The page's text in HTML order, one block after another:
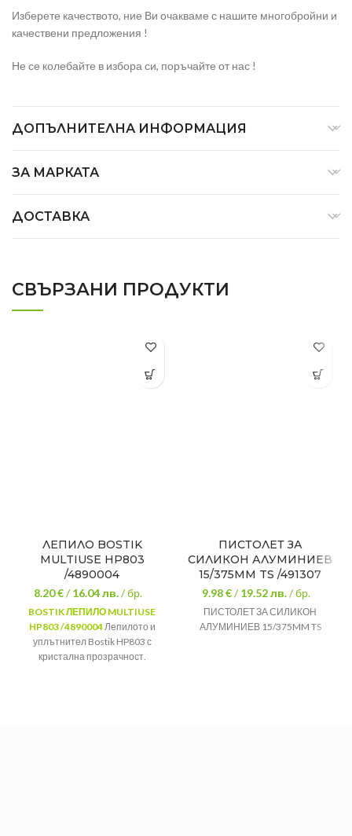
Изберете качеството, ние Ви очакваме с нашите многобройни и
качествени предложения !
Не се колебайте в избора си, поръчайте от нас !
ДОПЪЛНИТЕЛНА ИНФОРМАЦИЯ
ЗА МАРКАТА
ДОСТАВКА
СВЪРЗАНИ ПРОДУКТИ
ЛЕПИЛО BOSTIK
MULTIUSE HP803
/4890004
8.20 €/16.04лв./ бр.
BOSTIK ЛЕПИЛО MULTIUSE
HP803 /4890004Лепилото и
уплътнител Bostik HP803 с
кристална прозрачност.
ПИСТОЛЕТ ЗА
СИЛИКОН АЛУМИНИЕВ
15/375MM TS /491307
9.98 €/19.52лв./ бр.
ПИСТОЛЕТ ЗА СИЛИКОН
АЛУМИНИЕВ 15/375MM TS